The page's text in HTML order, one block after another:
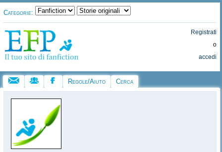
Categorie:
Registrati
o
accedi
Regole/Aiuto Cerca